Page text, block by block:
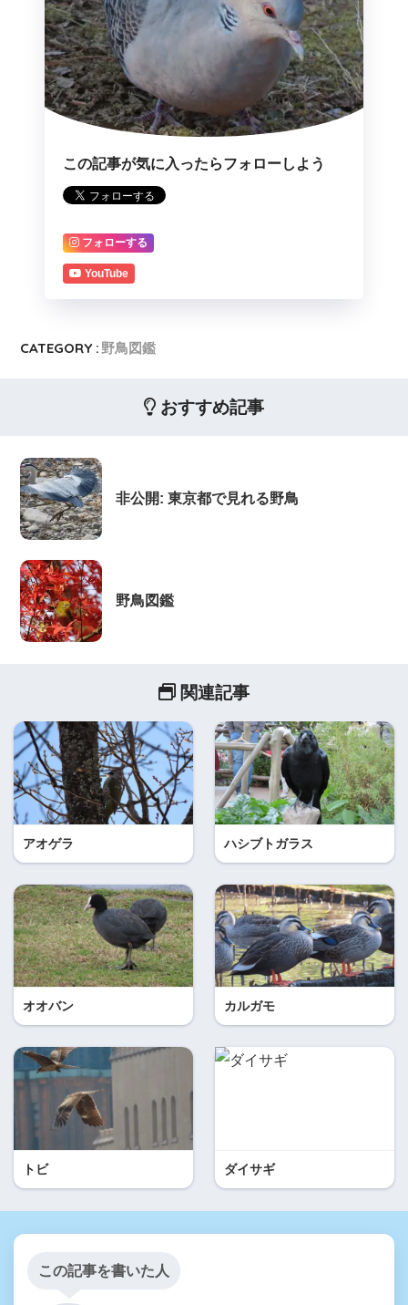
この記事が気に入ったらフォローしよう
フォローする
YouTube
CATEGORY : 野鳥図鑑
おすすめ記事
非公開: 東京都で見れる野鳥
野鳥図鑑
関連記事
アオゲラ ハシブトガラス
オオバン カルガモ
トビ ダイサギ
この記事を書いた人